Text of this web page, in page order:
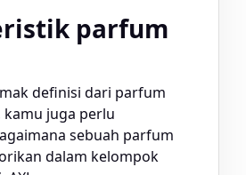
parfum
definisi dari parfum
kamu juga perlu
sebuah parfum
dalam kelompok